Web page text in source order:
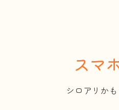
スマ
シロアリか